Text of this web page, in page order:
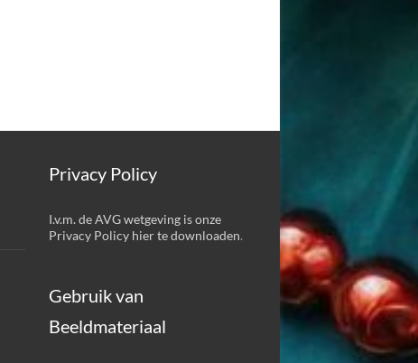
Privacy Policy
I.v.m. de AVG wetgeving is onze
Privacy Policy hier te downloaden.
Gebruik van
Beeldmateriaal